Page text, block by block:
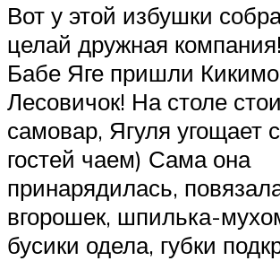
Вот у этой избушки
целай дружная
Бабе Яге пришли
Лесовичок! На столе
самовар, Ягуля угощает
гостей чаем) Сама она
принарядилась,
вгорошек, шпилька-
бусики одела, губки